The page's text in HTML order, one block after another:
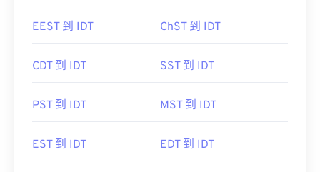
EEST 到 IDT ChST 到 IDT
CDT 到 IDT SST 到 IDT
PST 到 IDT MST 到 IDT
EST 到 IDT EDT 到 IDT